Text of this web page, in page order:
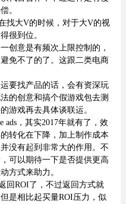
。
找大V的时候，对于大V的视
很到位。
创意是有频次上限控制的，
免不了的了。这跟二类电商
要找产品的话，会有资深玩
的创意和搞个假游戏包去测
游戏再去具体谈联运。
ads，其实2017年就有了，效
转化在下降，加上制作成本
没有起到非常大的作用。不
可以期待一下是否提供更高
方式来助力。
回ROI了，不过返回方式就
是相比起买量ROI压力，似